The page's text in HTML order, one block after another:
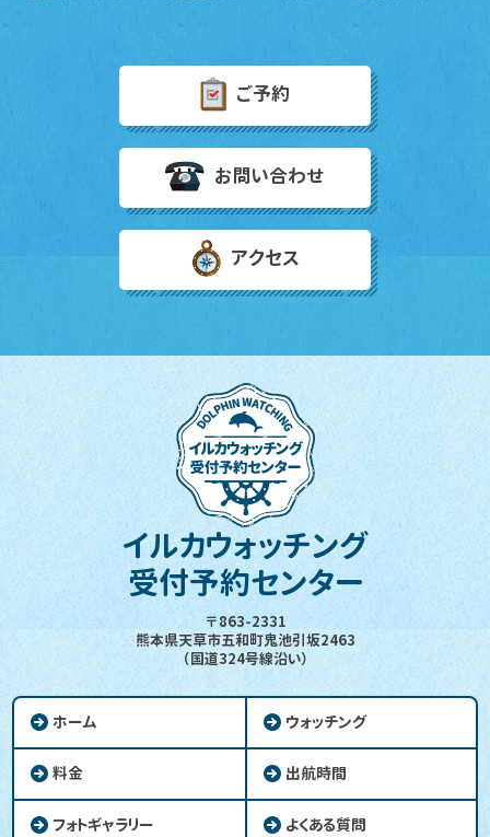
ご予約
お問い合わせ
アクセス
イルカウォッチング
受付予約センター
〒863-2331
熊本県天草市五和町鬼池引坂2463
（国道324号線沿い）
ホーム ウォッチング
料金 出航時間
フォトギャラリー よくある質問